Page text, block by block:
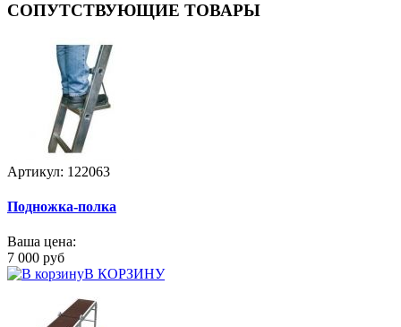
СОПУТСТВУЮЩИЕ ТОВАРЫ
Артикул: 122063
Подножка-полка
Ваша цена:
7 000 руб
В КОРЗИНУ